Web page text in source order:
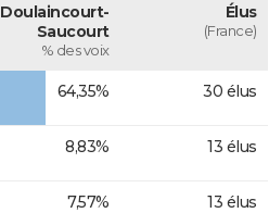
Doulaincourt-
Saucourt
% des voix
Élus
(France)
64,35% 30 élus
8,83% 13 élus
7,57% 13 élus